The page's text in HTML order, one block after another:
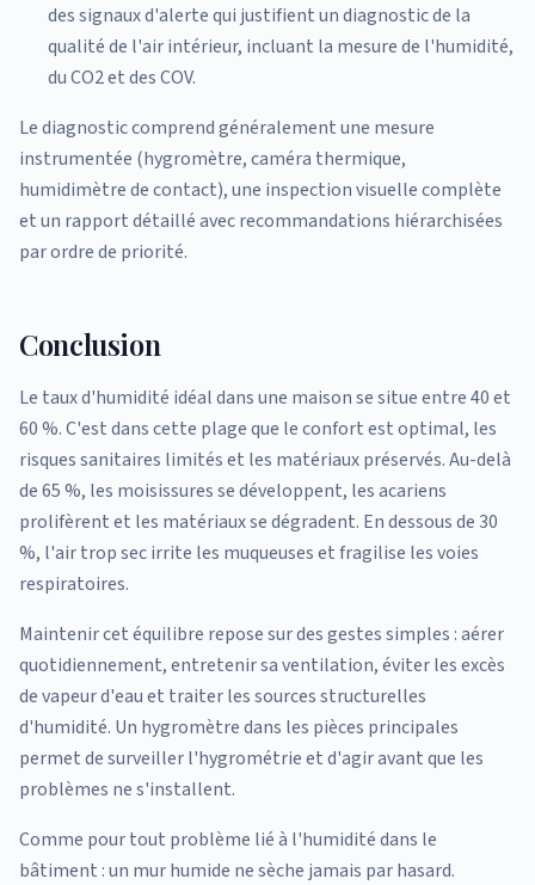
des signaux d'alerte qui justifient un diagnostic de la
qualité de l'air intérieur, incluant la mesure de l'humidité,
du CO2 et des COV.
Le diagnostic comprend généralement une mesure
instrumentée (hygromètre, caméra thermique,
humidimètre de contact), une inspection visuelle complète
et un rapport détaillé avec recommandations hiérarchisées
par ordre de priorité.
Conclusion
Le taux d'humidité idéal dans une maison se situe entre 40 et
60 %. C'est dans cette plage que le confort est optimal, les
risques sanitaires limités et les matériaux préservés. Au-delà
de 65 %, les moisissures se développent, les acariens
prolifèrent et les matériaux se dégradent. En dessous de 30
%, l'air trop sec irrite les muqueuses et fragilise les voies
respiratoires.
Maintenir cet équilibre repose sur des gestes simples : aérer
quotidiennement, entretenir sa ventilation, éviter les excès
de vapeur d'eau et traiter les sources structurelles
d'humidité. Un hygromètre dans les pièces principales
permet de surveiller l'hygrométrie et d'agir avant que les
problèmes ne s'installent.
Comme pour tout problème lié à l'humidité dans le
bâtiment : un mur humide ne sèche jamais par hasard.